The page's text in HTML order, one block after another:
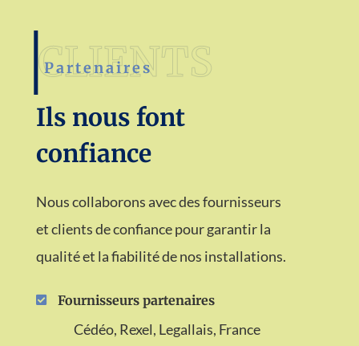
Partenaires
Ils nous font
confiance
Nous collaborons avec des fournisseurs
et clients de confiance pour garantir la
qualité et la fiabilité de nos installations.
 Fournisseurs partenaires
Cédéo, Rexel, Legallais, France